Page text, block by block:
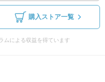
購入ストア一覧
ムによる収益を得ています